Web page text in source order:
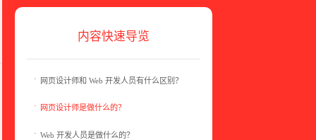
内容快速导览
网页设计师和 Web 开发人员有什么区别？
网页设计师是做什么的？
Web 开发人员是做什么的？